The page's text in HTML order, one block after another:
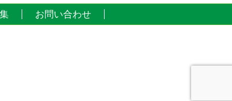
お問い合わせ